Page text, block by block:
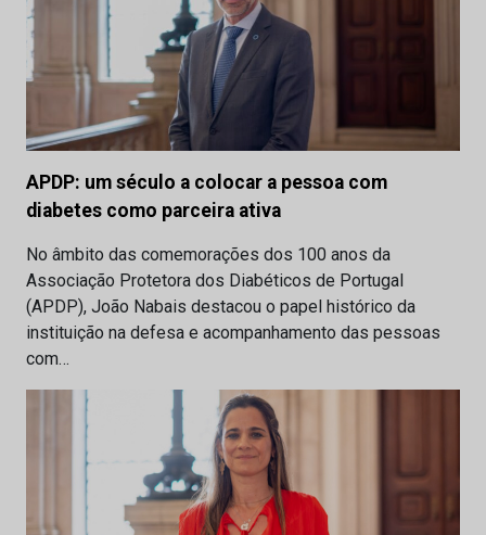
APDP: um século a colocar a pessoa com
diabetes como parceira ativa
No âmbito das comemorações dos 100 anos da
Associação Protetora dos Diabéticos de Portugal
(APDP), João Nabais destacou o papel histórico da
instituição na defesa e acompanhamento das pessoas
com…